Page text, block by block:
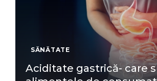
SĂNĂTATE
Aciditate gastrică- care